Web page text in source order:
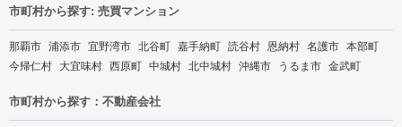
市町村から探す: 売買マンション
那覇市 浦添市 宜野湾市 北谷町 嘉手納町 読谷村 恩納村 名護市 本部町
今帰仁村 大宜味村 西原町 中城村 北中城村 沖縄市 うるま市 金武町
市町村から探す：不動産会社